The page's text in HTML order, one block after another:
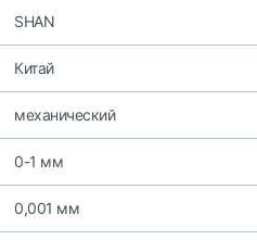
SHAN
Китай
механический
0-1 мм
0,001 мм